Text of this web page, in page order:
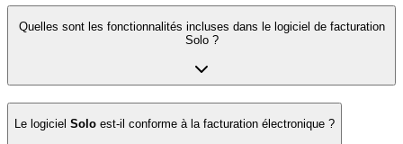
Quelles sont les fonctionnalités incluses dans le logiciel de facturation
Solo ?
Le logiciel Solo est-il conforme à la facturation électronique ?